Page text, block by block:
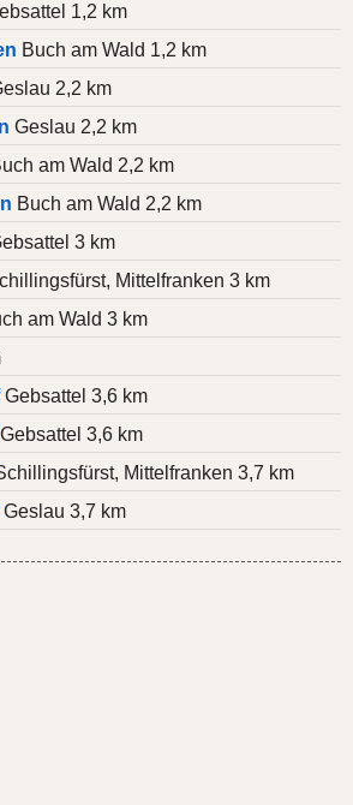
1,2 km
Buch am Wald 1,2 km
2,2 km
Geslau 2,2 km
am Wald 2,2 km
Buch am Wald 2,2 km
3 km
Mittelfranken 3 km
am Wald 3 km
Gebsattel 3,6 km
3,6 km
Mittelfranken 3,7 km
Geslau 3,7 km